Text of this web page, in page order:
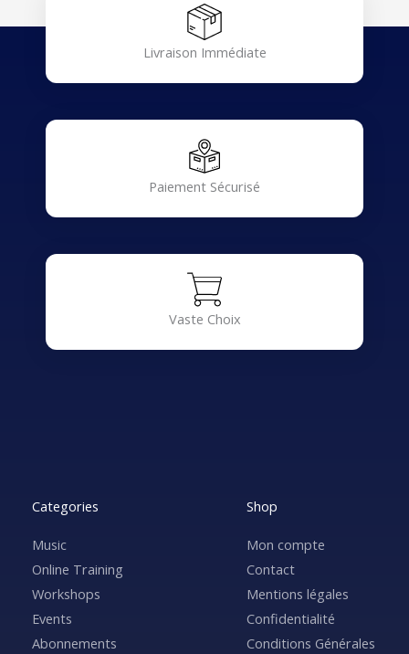
Livraison Immédiate
Paiement Sécurisé
Vaste Choix
Categories
Music
Online Training
Workshops
Events
Abonnements
Shop
Mon compte
Contact
Mentions légales
Confidentialité
Conditions Générales